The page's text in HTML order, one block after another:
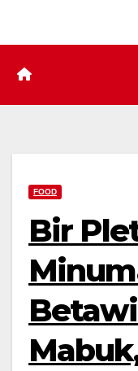
FOOD
Bir